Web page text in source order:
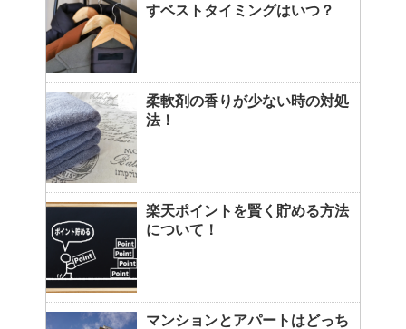
すベストタイミングはいつ？
柔軟剤の香りが少ない時の対処
法！
楽天ポイントを賢く貯める方法
について！
マンションとアパートはどっち